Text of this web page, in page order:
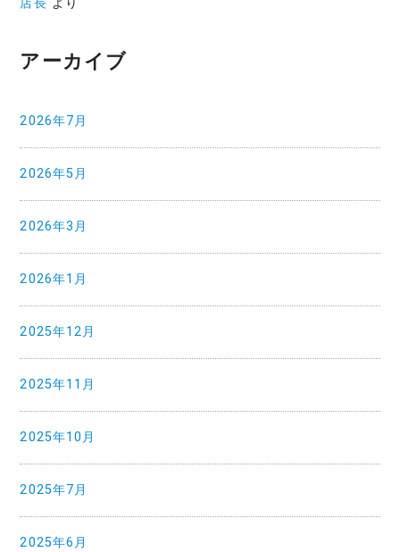
店長 より
アーカイブ
2026年7月
2026年5月
2026年3月
2026年1月
2025年12月
2025年11月
2025年10月
2025年7月
2025年6月